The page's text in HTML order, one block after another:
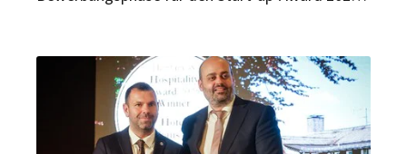
Produktentwicklungen. Bewerbungen sind noch
bis zum 30. April möglich.